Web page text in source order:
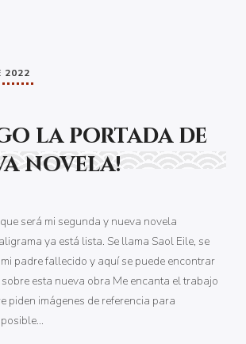
2022
la portada de
novela!
será mi segunda y nueva novela
ya está lista. Se llama Saol Eile, se
padre fallecido y aquí se puede encontrar
esta nueva obra Me encanta el trabajo
piden imágenes de referencia para